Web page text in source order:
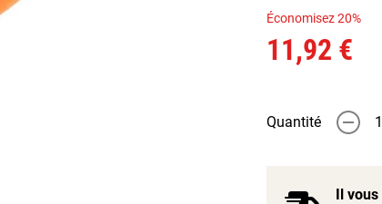
Économisez 20%
11,92 €
Quantité -
Il